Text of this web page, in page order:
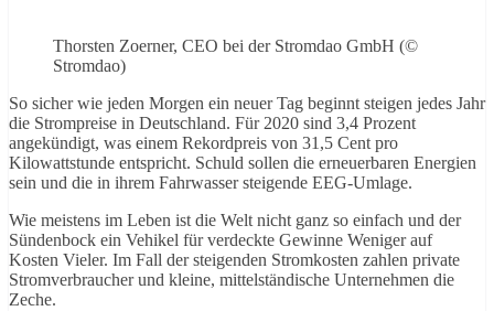
Thorsten Zoerner, CEO bei der Stromdao GmbH (©
Stromdao)
So sicher wie jeden Morgen ein neuer Tag beginnt steigen jedes Jahr
die Strompreise in Deutschland. Für 2020 sind 3,4 Prozent
angekündigt, was einem Rekordpreis von 31,5 Cent pro
Kilowattstunde entspricht. Schuld sollen die erneuerbaren Energien
sein und die in ihrem Fahrwasser steigende EEG-Umlage.
Wie meistens im Leben ist die Welt nicht ganz so einfach und der
Sündenbock ein Vehikel für verdeckte Gewinne Weniger auf
Kosten Vieler. Im Fall der steigenden Stromkosten zahlen private
Stromverbraucher und kleine, mittelständische Unternehmen die
Zeche.